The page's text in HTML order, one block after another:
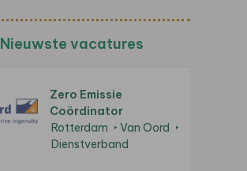
Nieuwste vacatures
Zero Emissie
Coördinator
Rotterdam
Van Oord
Dienstverband